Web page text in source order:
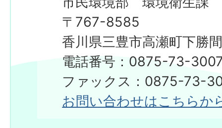
〒767-8585
香川県三豊市高瀬町下勝
電話番号：0875-73-
ファックス：0875-73-
お問い合わせはこちらか